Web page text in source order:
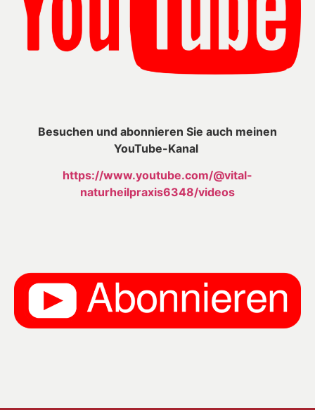
Besuchen und abonnieren Sie auch meinen
YouTube-Kanal
https://www.youtube.com/@vital-
naturheilpraxis6348/videos